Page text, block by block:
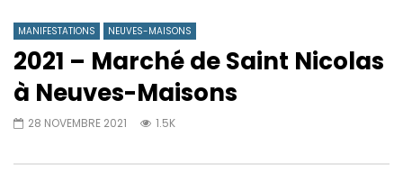
MANIFESTATIONS NEUVES-MAISONS
2021 – Marché de Saint Nicolas
à Neuves-Maisons
28 NOVEMBRE 2021 1.5K